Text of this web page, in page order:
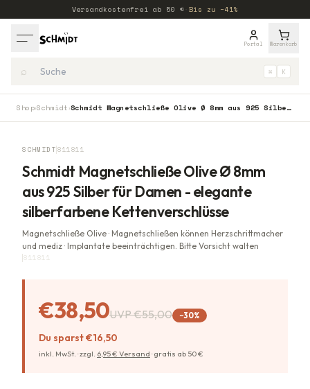
Versandkostenfrei ab 50 € Bis zu −41%
Portal Warenkorb
⌕ ⌘ K
Shop›Schmidt › Schmidt Magnetschließe Olive Ø 8mm aus 925 Silber für Damen - elegante silberfarbene Kettenverschlüsse
SCHMIDT 811811
Schmidt Magnetschließe Olive Ø 8mm
aus 925 Silber für Damen - elegante
silberfarbene Kettenverschlüsse
Magnetschließe Olive · Magnetschließen können Herzschrittmacher
und mediz · Implantate beeinträchtigen. Bitte Vorsicht walten
811811
€38,50UVP€55,00 −30%
Du sparst€16,50
inkl. MwSt. ·zzgl. 6,95€ Versand ·gratis ab 50€